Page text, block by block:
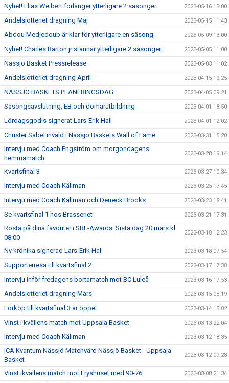
Nyhet! Elias Weibert förlänger ytterligare 2 säsonger. 2023-05-16 13:00
Andelslotteriet dragning Maj 2023-05-15 11:43
Abdou Medjedoub är klar för ytterligare en säsong 2023-05-09 13:00
Nyhet! Charles Barton jr stannar ytterligare 2 säsonger. 2023-05-05 11:00
Nässjö Basket Pressrelease 2023-05-03 11:02
Andelslotteriet dragning April 2023-04-15 19:25
NÄSSJÖ BASKETS PLANERINGSDAG 2023-04-05 09:21
Säsongsavslutning, EB och domarutbildning 2023-04-01 18:50
Lördagsgodis signerat Lars-Erik Hall 2023-04-01 12:02
Christer Sabel invald i Nässjö Baskets Wall of Fame 2023-03-31 15:20
Intervju med Coach Engström om morgondagens
hemmamatch
2023-03-28 19:14
Kvartsfinal 3 2023-03-27 10:34
Intervju med Coach Källman 2023-03-25 17:45
Intervju med Coach Källman och Derreck Brooks 2023-03-23 18:41
Se kvartsfinal 1 hos Brasseriet 2023-03-21 17:31
Rösta på dina favoriter i SBL-Awards. Sista dag 20 mars kl
08:00
2023-03-18 12:23
Ny krönika signerad Lars-Erik Hall 2023-03-18 07:54
Supporterresa till kvartsfinal 2 2023-03-17 17:38
Intervju inför fredagens bortamatch mot BC Luleå 2023-03-16 17:53
Andelslotteriet dragning Mars 2023-03-15 08:19
Förköp till kvartsfinal 3 är öppet 2023-03-14 15:02
Vinst i kvällens match mot Uppsala Basket 2023-03-13 22:04
Intervju med Coach Källman 2023-03-12 18:35
ICA Kvantum Nässjö Matchvärd Nässjö Basket - Uppsala
Basket
2023-03-12 09:28
Vinst ikvällens match mot Fryshuset med 90-76 2023-03-08 21:34